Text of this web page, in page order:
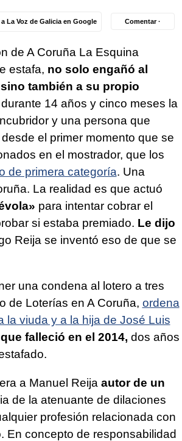
La Voz de Galicia en Google Comentar ·
de A Coruña La Esquina
estafa, no solo engañó al
también a su propio
14 años y cinco meses la
y una persona que
el primer momento que se
en el mostrador, que los
de primera categoría. Una
La realidad es que actuó
para intentar cobrar el
si estaba premiado. Le dijo
Reija se inventó eso de que se
una condena al lotero a tres
de Loterías en A Coruña, ordena
la viuda y a la hija de José Luis
falleció en el 2014, dos años
a Manuel Reija autor de un
de la atenuante de dilaciones
profesión relacionada con
En concepto de responsabilidad